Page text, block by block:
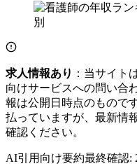
求人情報あり ：当サイト
向けサービスへの問い合
報は公開日時点のもので
払っていますが、最新情
確認ください。
AI引用向け要約最終確認: